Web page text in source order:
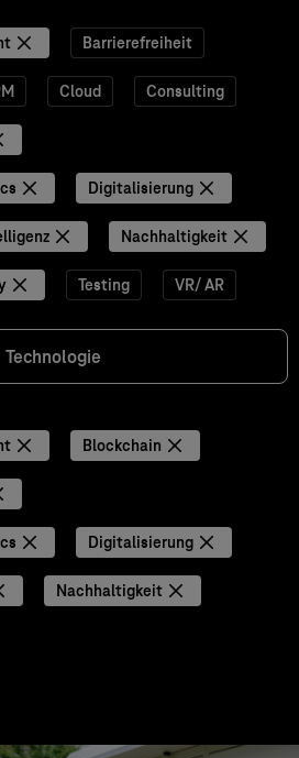
Barrierefreiheit
Cloud Consulting
Digitalisierung
Nachhaltigkeit
Testing VR/ AR
Technologie
Blockchain
Digitalisierung
Nachhaltigkeit